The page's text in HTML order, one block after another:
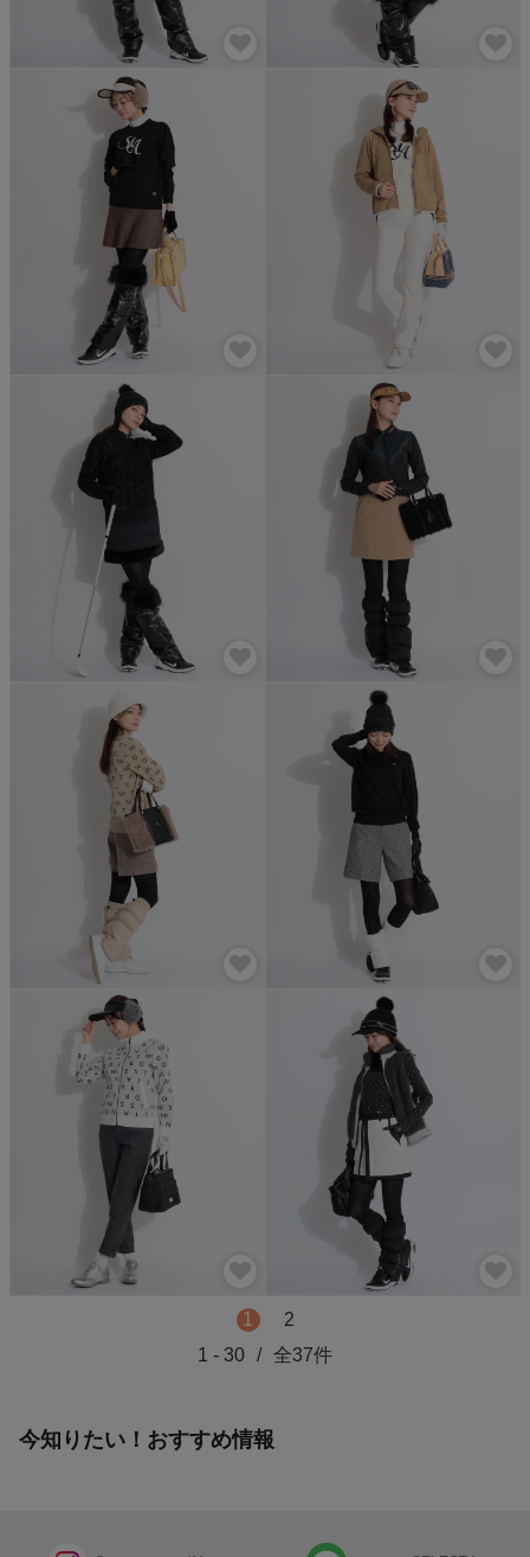
1
2
1 - 30 / 全37件
今知りたい！おすすめ情報